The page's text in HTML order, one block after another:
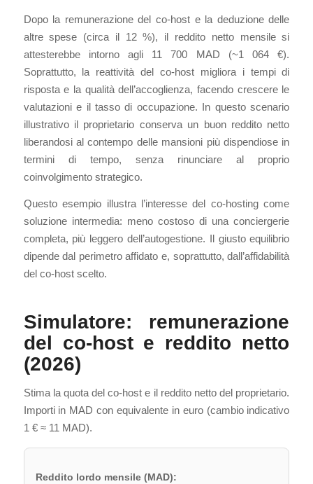
Dopo la remunerazione del co-host e la deduzione delle
altre spese (circa il 12 %), il reddito netto mensile si
attesterebbe intorno agli 11 700 MAD (~1 064 €).
Soprattutto, la reattività del co-host migliora i tempi di
risposta e la qualità dell’accoglienza, facendo crescere le
valutazioni e il tasso di occupazione. In questo scenario
illustrativo il proprietario conserva un buon reddito netto
liberandosi al contempo delle mansioni più dispendiose in
termini di tempo, senza rinunciare al proprio
coinvolgimento strategico.
Questo esempio illustra l’interesse del co-hosting come
soluzione intermedia: meno costoso di una conciergerie
completa, più leggero dell’autogestione. Il giusto equilibrio
dipende dal perimetro affidato e, soprattutto, dall’affidabilità
del co-host scelto.
Simulatore: remunerazione
del co-host e reddito netto
(2026)
Stima la quota del co-host e il reddito netto del proprietario.
Importi in MAD con equivalente in euro (cambio indicativo
1 € ≈ 11 MAD).
Reddito lordo mensile (MAD):